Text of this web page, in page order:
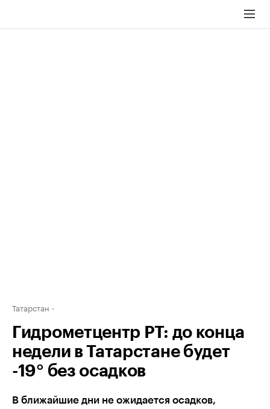
Татарстан
Гидрометцентр РТ: до конца
недели в Татарстане будет
-19° без осадков
В ближайшие дни не ожидается осадков,